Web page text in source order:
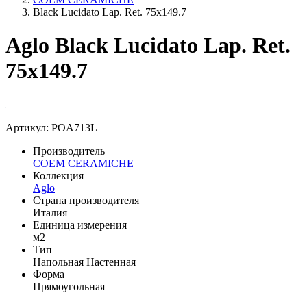
Black Lucidato Lap. Ret. 75x149.7
Aglo Black Lucidato Lap. Ret.
75x149.7
Артикул: POA713L
Производитель
COEM CERAMICHE
Коллекция
Aglo
Страна производителя
Италия
Единица измерения
м2
Тип
Напольная Настенная
Форма
Прямоугольная